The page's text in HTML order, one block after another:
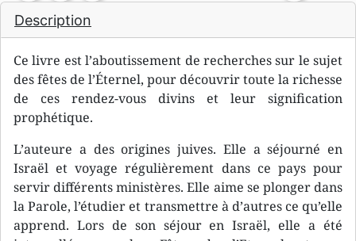
Description
Ce livre est l’aboutissement de recherches sur le sujet
des fêtes de l’Éternel, pour découvrir toute la richesse
de ces rendez-vous divins et leur signification
prophétique.
L’auteure a des origines juives. Elle a séjourné en
Israël et voyage régulièrement dans ce pays pour
servir différents ministères. Elle aime se plonger dans
la Parole, l’étudier et transmettre à d’autres ce qu’elle
apprend. Lors de son séjour en Israël, elle a été